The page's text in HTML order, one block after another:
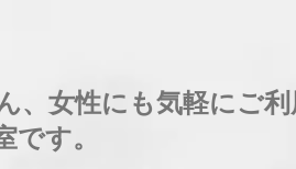
、女性にも気軽にご
です。